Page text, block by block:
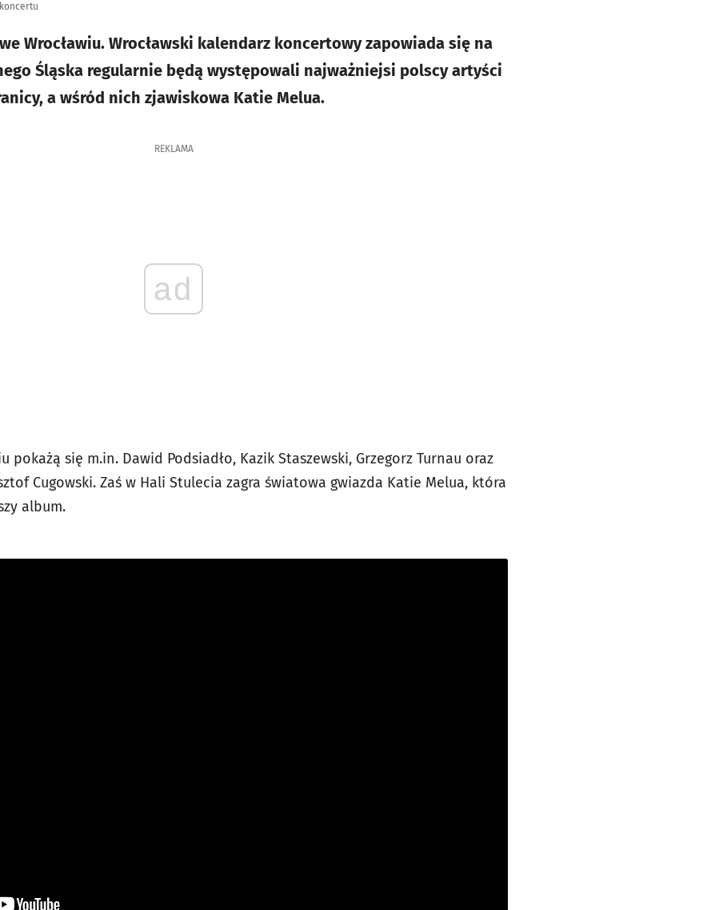
Wrocławiu. Wrocławski kalendarz koncertowy zapowiada się na
Śląska regularnie będą występowali najważniejsi polscy artyści
a wśród nich zjawiskowa Katie Melua.
REKLAMA
ad
pokażą się m.in. Dawid Podsiadło, Kazik Staszewski, Grzegorz Turnau oraz
Cugowski. Zaś w Hali Stulecia zagra światowa gwiazda Katie Melua, która
album.